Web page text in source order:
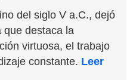
del siglo V a.C., dejó
que destaca la
virtuosa, el trabajo
constante. Leer